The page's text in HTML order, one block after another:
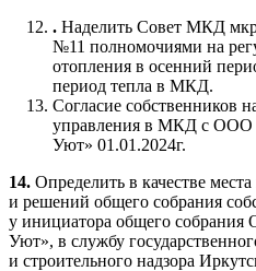
. Наделить Совет МКД
№11 полномочиями на
отопления в осенний
период тепла в МКД.
Согласие собственников
управления в МКД с ООО
Уют» 01.01.2024г.
14. Определить в качестве
и решений общего собрания
у инициатора общего
Уют», в службу
и строительного надзора